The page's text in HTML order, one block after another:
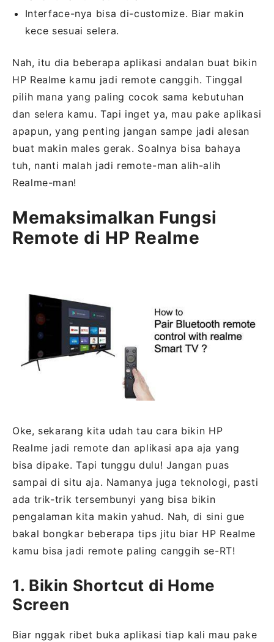
Interface-nya bisa di-customize. Biar makin
kece sesuai selera.
Nah, itu dia beberapa aplikasi andalan buat bikin
HP Realme kamu jadi remote canggih. Tinggal
pilih mana yang paling cocok sama kebutuhan
dan selera kamu. Tapi inget ya, mau pake aplikasi
apapun, yang penting jangan sampe jadi alesan
buat makin males gerak. Soalnya bisa bahaya
tuh, nanti malah jadi remote-man alih-alih
Realme-man!
Memaksimalkan Fungsi
Remote di HP Realme
Oke, sekarang kita udah tau cara bikin HP
Realme jadi remote dan aplikasi apa aja yang
bisa dipake. Tapi tunggu dulu! Jangan puas
sampai di situ aja. Namanya juga teknologi, pasti
ada trik-trik tersembunyi yang bisa bikin
pengalaman kita makin yahud. Nah, di sini gue
bakal bongkar beberapa tips jitu biar HP Realme
kamu bisa jadi remote paling canggih se-RT!
1. Bikin Shortcut di Home
Screen
Biar nggak ribet buka aplikasi tiap kali mau pake